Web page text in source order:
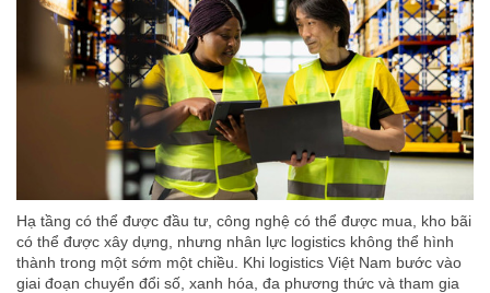
Hạ tầng có thể được đầu tư, công nghệ có thể được mua, kho bãi
có thể được xây dựng, nhưng nhân lực logistics không thể hình
thành trong một sớm một chiều. Khi logistics Việt Nam bước vào
giai đoạn chuyển đổi số, xanh hóa, đa phương thức và tham gia